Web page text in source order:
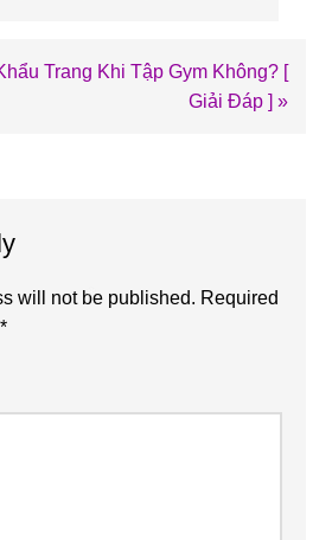
Trang Khi Tập Gym Không? [
Giải Đáp ] »
will not be published. Required
*